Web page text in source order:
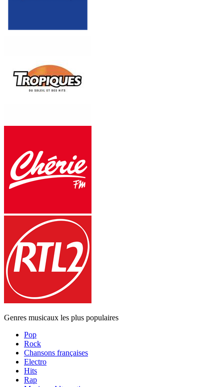
Genres musicaux les plus populaires
Pop
Rock
Chansons françaises
Electro
Hits
Rap